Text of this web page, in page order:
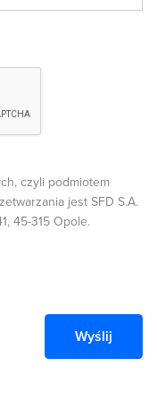
czyli podmiotem
jest SFD S.A.
45-315 Opole.
Wyślij